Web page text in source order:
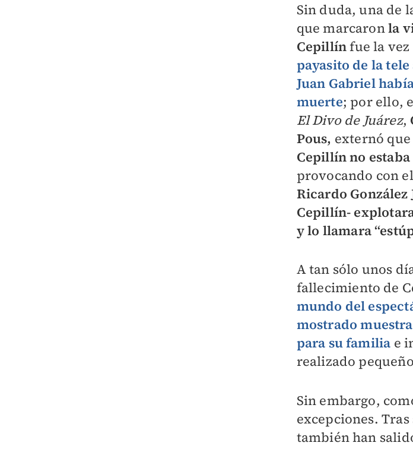
Sin duda, una de
que marcaronla
Cepillínfue la vez
payasito de la
Juan Gabriel
muerte; por ello,
El Divo de Juárez,
Pous, externó
Cepillín no
provocando con
Ricardo González
Cepillín-
y lo llamara
A tan sólo unos
fallecimiento de
mundo del
mostrado
para su familia e
realizado
Sin embargo,
excepciones.
también han